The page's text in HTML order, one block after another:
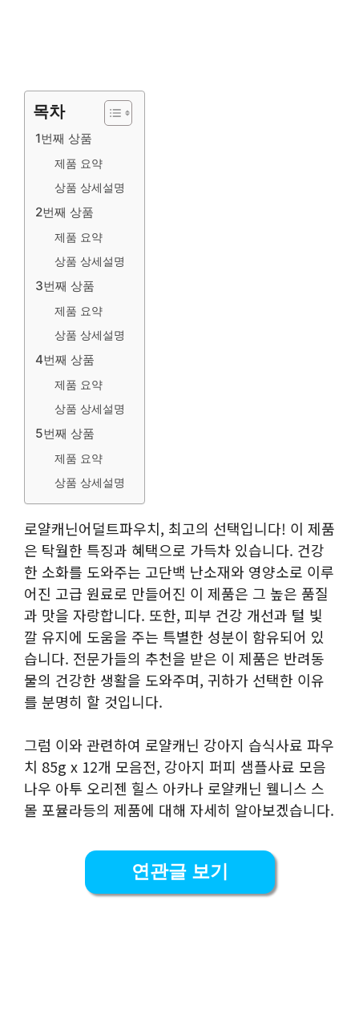
목차
1번째 상품
제품 요약
상품 상세설명
2번째 상품
제품 요약
상품 상세설명
3번째 상품
제품 요약
상품 상세설명
4번째 상품
제품 요약
상품 상세설명
5번째 상품
제품 요약
상품 상세설명
로얄캐닌어덜트파우치, 최고의 선택입니다! 이 제품
은 탁월한 특징과 혜택으로 가득차 있습니다. 건강
한 소화를 도와주는 고단백 난소재와 영양소로 이루
어진 고급 원료로 만들어진 이 제품은 그 높은 품질
과 맛을 자랑합니다. 또한, 피부 건강 개선과 털 빛
깔 유지에 도움을 주는 특별한 성분이 함유되어 있
습니다. 전문가들의 추천을 받은 이 제품은 반려동
물의 건강한 생활을 도와주며, 귀하가 선택한 이유
를 분명히 할 것입니다.
그럼 이와 관련하여 로얄캐닌 강아지 습식사료 파우
치 85g x 12개 모음전, 강아지 퍼피 샘플사료 모음
나우 아투 오리젠 힐스 아카나 로얄캐닌 웰니스 스
몰 포뮬라등의 제품에 대해 자세히 알아보겠습니다.
연관글 보기